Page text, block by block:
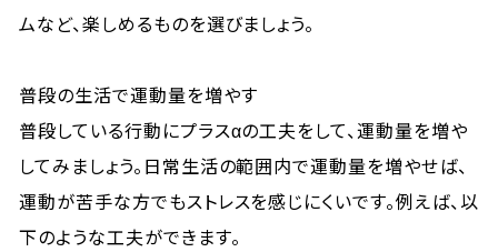
ムなど、楽しめるものを選びましょう。
普段の生活で運動量を増やす
普段している行動にプラスαの工夫をして、運動量を増や
してみましょう。日常生活の範囲内で運動量を増やせば、
運動が苦手な方でもストレスを感じにくいです。例えば、以
下のような工夫ができます。